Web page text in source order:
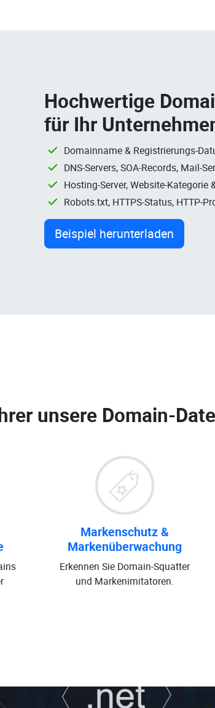
Hochwertige
für Ihr
Domainname & Registrierungs-
DNS-Servers, SOA-Records, Mail-
Hosting-Server, Website-Kategorie
Robots.txt, HTTPS-Status, HTTP-
Beispiel herunterladen
unsere Domain-
Markenschutz &
Markenüberwachung
Erkennen Sie Domain-Squatter
und Markenimitatoren.